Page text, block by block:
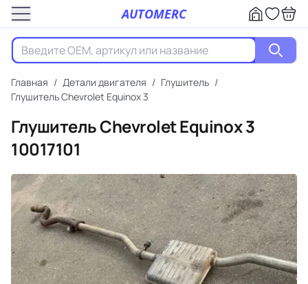
AUTOMERC
Главная / Детали двигателя / Глушитель /
Глушитель Chevrolet Equinox 3
Глушитель Chevrolet Equinox 3
10017101